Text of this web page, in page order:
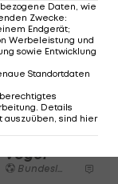
den Trainer-
im April
Die 30
Vorgänger
von Heiko
Vogel
Bundesliga
Daten, wie
Zwecke:
Endgerät;
Werbeleistung und
sowie Entwicklung
Standortdaten
Details
auszuüben, sind hier